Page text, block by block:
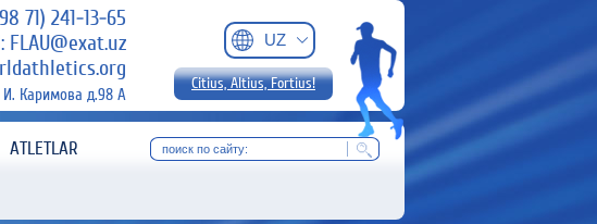
71) 241-13-65
FLAU@exat.uz
И. Каримова д.98 А
Citius, Altius, Fortius!
UZ
ATLETLAR